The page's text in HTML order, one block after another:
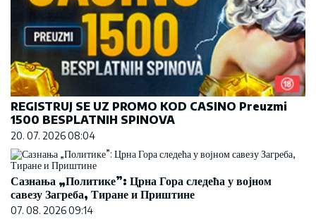
REGISTRUJ SE UZ PROMO KOD CASINO Preuzmi
1500 BESPLATNIH SPINOVA
20. 07. 2026 08:04
Сазнања „Политике”: Црна Гора следећа у војном
савезу Загреба, Тиране и Приштине
07. 08. 2026 09:14